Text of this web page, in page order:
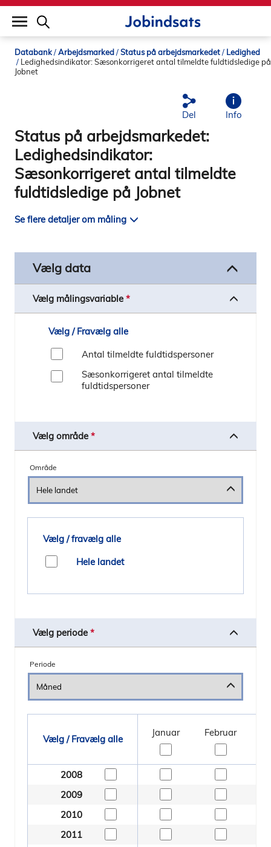
builddate: 2026-02-02 16:12:57
Databank Arbejdsmarked Status på arbejdsmarkedet
Ledighed
Ledighedsindikator: Sæsonkorrigeret antal tilmeldte fuldtidsledige på
Jobnet